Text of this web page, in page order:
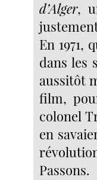
d’Alger,
En 1971,
dans les
aussitôt
film,
colonel
en
Passons.